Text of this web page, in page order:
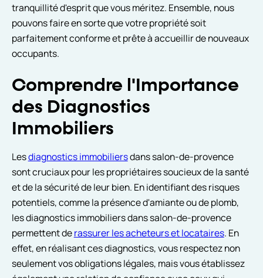
tranquillité d'esprit que vous méritez. Ensemble, nous
pouvons faire en sorte que votre propriété soit
parfaitement conforme et prête à accueillir de nouveaux
occupants.
Comprendre l'Importance
des Diagnostics
Immobiliers
Lesdiagnostics immobiliersdans salon-de-provence
sont cruciaux pour les propriétaires soucieux de la santé
et de la sécurité de leur bien. En identifiant des risques
potentiels, comme la présence d'amiante ou de plomb,
les diagnostics immobiliers dans salon-de-provence
permettent derassurer les acheteurs et locataires. En
effet, en réalisant ces diagnostics, vous respectez non
seulement vos obligations légales, mais vous établissez